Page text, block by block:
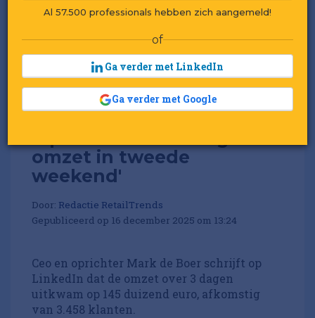
omzet in tweede
weekend'
Door: Redactie RetailTrends
Gepubliceerd op 16 december 2025 om 13:24
Ceo en oprichter Mark de Boer schrijft op
LinkedIn dat de omzet over 3 dagen
uitkwam op 145 duizend euro, afkomstig
van 3.458 klanten.
Al 57.500 professionals hebben zich aangemeld!
of
Ga verder met LinkedIn
Ga verder met Google